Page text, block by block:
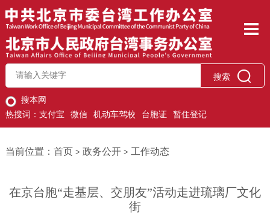
搜索
搜本网
热搜词： 支付宝 微信 机动车驾校 台胞证 暂住登记
当前位置： 首页 > 政务公开> 工作动态
在京台胞“走基层、交朋友”活动走进琉璃厂文化
街